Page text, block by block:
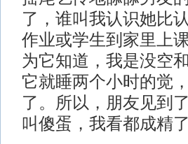
了，谁叫我认识她比
作业或学生到家里上
为它知道，我是没空
它就睡两个小时的觉
了。所以，朋友见到
叫傻蛋，我看都成精